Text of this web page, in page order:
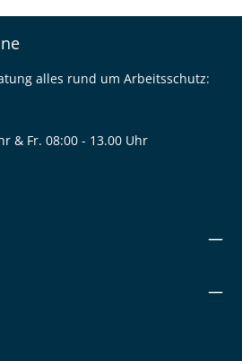
alles rund um Arbeitsschutz:
& Fr. 08:00 - 13.00 Uhr